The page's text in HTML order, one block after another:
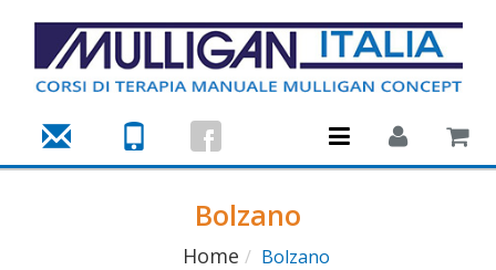
Toggle
navigation
Bolzano
Home Bolzano